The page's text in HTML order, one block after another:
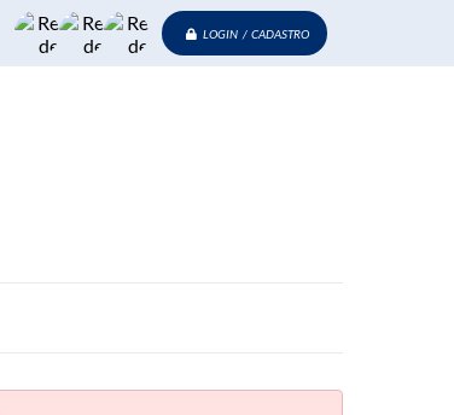
LOGIN / CADASTRO